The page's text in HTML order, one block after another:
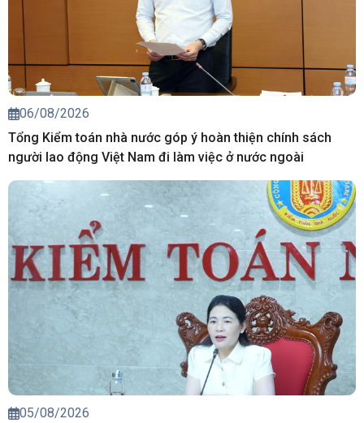
06/08/2026
Tổng Kiểm toán nhà nước góp ý hoàn thiện chính sách
người lao động Việt Nam đi làm việc ở nước ngoài
05/08/2026